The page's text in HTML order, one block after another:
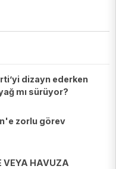
dizayn ederken
mı sürüyor?
zorlu görev
VEYA HAVUZA